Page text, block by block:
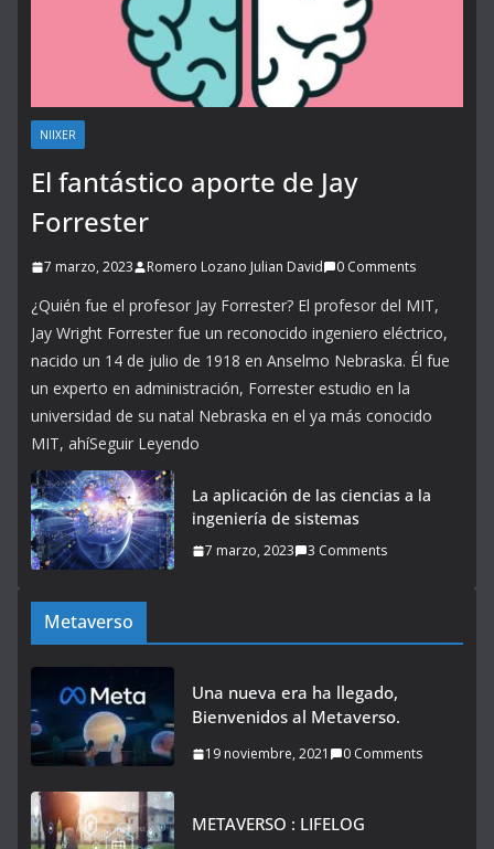
NIIXER
El fantástico aporte de Jay
Forrester
7 marzo, 2023 Romero Lozano Julian David 0 Comments
¿Quién fue el profesor Jay Forrester? El profesor del MIT,
Jay Wright Forrester fue un reconocido ingeniero eléctrico,
nacido un 14 de julio de 1918 en Anselmo Nebraska. Él fue
un experto en administración, Forrester estudio en la
universidad de su natal Nebraska en el ya más conocido
MIT, ahíSeguir Leyendo
La aplicación de las ciencias a la
ingeniería de sistemas
7 marzo, 2023 3 Comments
Metaverso
Una nueva era ha llegado,
Bienvenidos al Metaverso.
19 noviembre, 2021 0 Comments
METAVERSO : LIFELOG